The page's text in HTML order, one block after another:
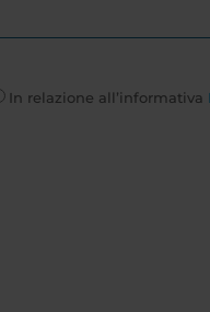
In relazione all’informativa